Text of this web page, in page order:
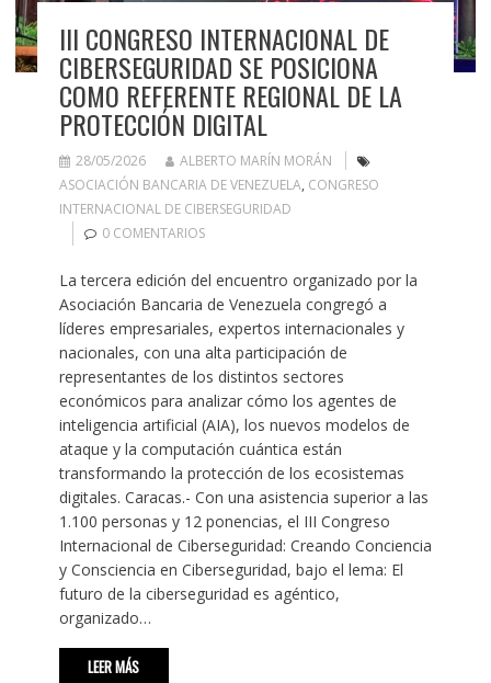
III CONGRESO INTERNACIONAL DE
CIBERSEGURIDAD SE POSICIONA
COMO REFERENTE REGIONAL DE LA
PROTECCIÓN DIGITAL
28/05/2026
ALBERTO MARÍN MORÁN
ASOCIACIÓN BANCARIA DE VENEZUELA, CONGRESO
INTERNACIONAL DE CIBERSEGURIDAD
0 COMENTARIOS
La tercera edición del encuentro organizado por la
Asociación Bancaria de Venezuela congregó a
líderes empresariales, expertos internacionales y
nacionales, con una alta participación de
representantes de los distintos sectores
económicos para analizar cómo los agentes de
inteligencia artificial (AIA), los nuevos modelos de
ataque y la computación cuántica están
transformando la protección de los ecosistemas
digitales. Caracas.- Con una asistencia superior a las
1.100 personas y 12 ponencias, el III Congreso
Internacional de Ciberseguridad: Creando Conciencia
y Consciencia en Ciberseguridad, bajo el lema: El
futuro de la ciberseguridad es agéntico,
organizado…
LEER MÁS